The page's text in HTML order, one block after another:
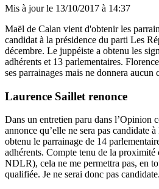
Mis à jour le 13/10/2017 à 14:37
Maël de Calan vient d'obtenir les
candidat à la présidence du parti Les
décembre. Le juppéiste a obtenu les
adhérents et 13 parlementaires.
ses parrainages mais ne donnera aucun
Laurence Saillet renonce
Dans un entretien paru dans l’Opinion
annonce qu’elle ne sera pas candidate
obtenu le parrainage de 14
adhérents. Compte tenu de la proximité
NDLR), cela ne me permettra pas, en
qualifiée. Je ne serai donc pas